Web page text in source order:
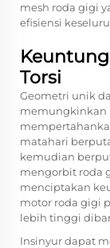
mesh roda gigi
efisiensi
Torsi
Geometri unik
memungkinkan
matahari
kemudian
mengorbit roda
menciptakan
motor roda gigi
lebih tinggi
Insinyur dapat